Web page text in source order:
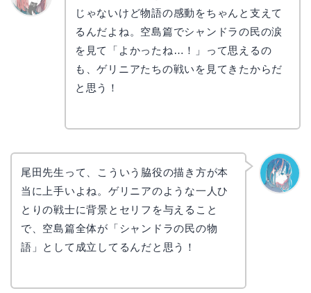
じゃないけど物語の感動をちゃんと支えて
るんだよね。空島篇でシャンドラの民の涙
を見て「よかったね…！」って思えるの
も、ゲリニアたちの戦いを見てきたからだ
と思う！
尾田先生って、こういう脇役の描き方が本
当に上手いよね。ゲリニアのような一人ひ
とりの戦士に背景とセリフを与えること
で、空島篇全体が「シャンドラの民の物
語」として成立してるんだと思う！